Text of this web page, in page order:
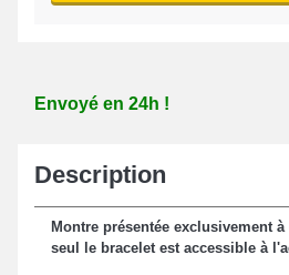
Envoyé en 24h !
Description
Montre présentée exclusivement
seul le bracelet est accessible à